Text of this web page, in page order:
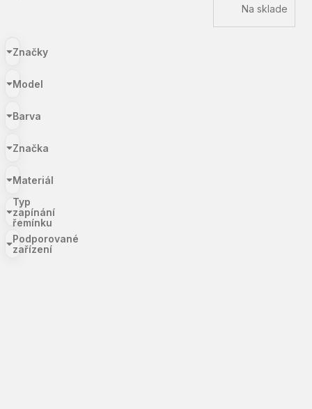
Na sklade
Značky
Model
Barva
Značka
Materiál
Typ
zapínání
řemínku
Podporované
zařízení